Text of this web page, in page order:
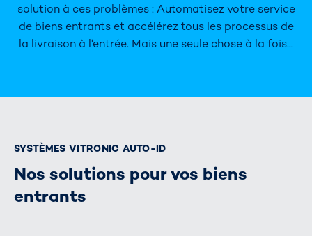
solution à ces problèmes : Automatisez votre service
de biens entrants et accélérez tous les processus de
la livraison à l'entrée. Mais une seule chose à la fois...
SYSTÈMES VITRONIC AUTO-ID
Nos solutions pour vos biens
entrants